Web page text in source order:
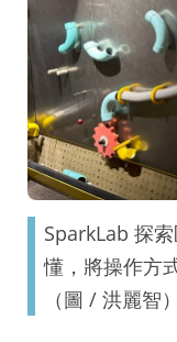
SparkLab 探
懂，將操作方
（圖 / 洪麗智）